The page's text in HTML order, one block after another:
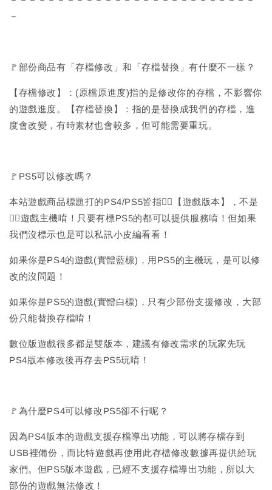
－
🚩部份商品有「存檔修改」和「存檔替換」有什麼不一樣？
【存檔修改】：(原檔原進度)指的是修改你的存檔，不影響你
的遊戲進度。【存檔替換】：指的是替換成我們的存檔，進
度會改變，有時素材也會較多，但可能需要重玩。
🚩PS5可以修改嗎？
本站遊戲商品標題打的PS4/PS5皆指🙆‍♂️【遊戲版本】，不是
🙅‍♂️遊戲主機唷！只要有標PS5的都可以提供服務唷！但如果
我們沒標示也是可以私訊小皮編看看！
如果你是PS4的遊戲(實體藍標)，用PS5的主機玩，是可以修
改的沒問題！
如果你是PS5的遊戲(實體白標)，只有少部份支援修改，大部
份只能替換存檔唷！
數位版遊戲很多都是雙版本，建議有修改需求的玩家先玩
PS4版本修改後再存去PS5玩唷！
🚩為什麼PS4可以修改PS5卻不行呢？
因為PS4版本的遊戲支援存檔導出功能，可以將存檔存到
USB裡備份，而比特遊戲再使用此存檔修改數據再提供給玩
家們。但PS5版本遊戲，已經不支援存檔導出功能，所以大
部份的遊戲無法修改！